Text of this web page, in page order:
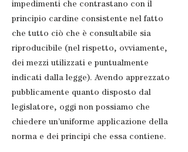
impedimenti che contrastano con il
principio cardine consistente nel fatto
che tutto ciò che è consultabile sia
riproducibile (nel rispetto, ovviamente,
dei mezzi utilizzati e puntualmente
indicati dalla legge). Avendo apprezzato
pubblicamente quanto disposto dal
legislatore, oggi non possiamo che
chiedere un’uniforme applicazione della
norma e dei principi che essa contiene.